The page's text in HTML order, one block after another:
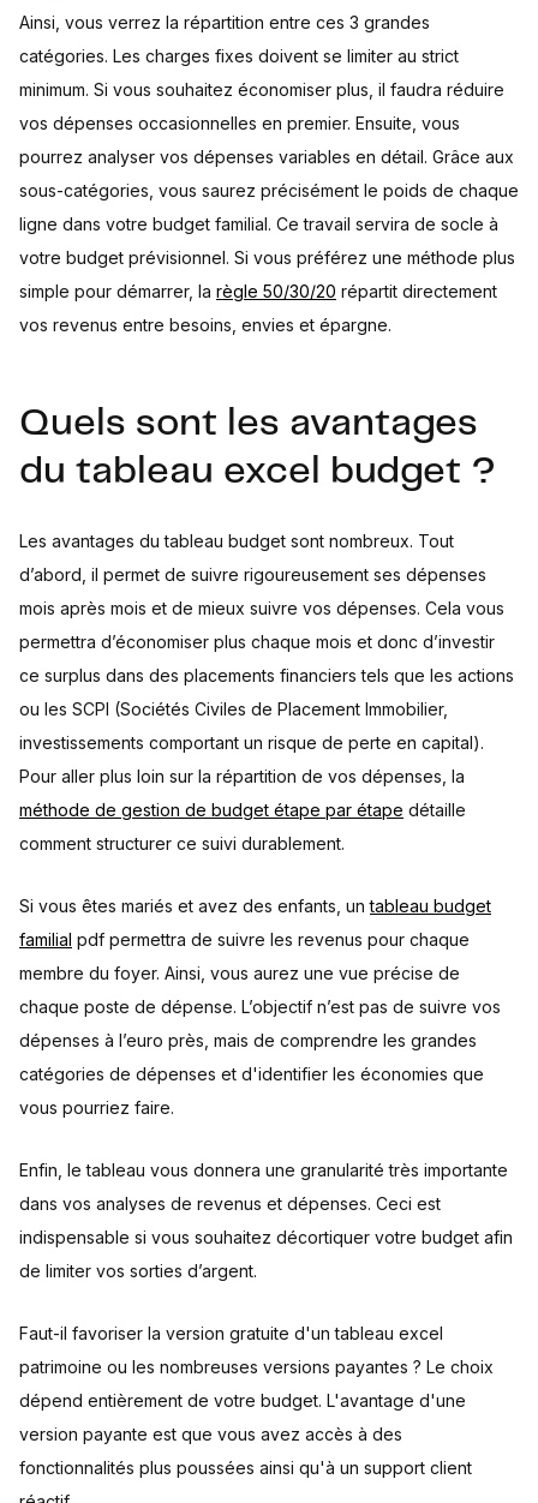
Ainsi, vous verrez la répartition entre ces 3 grandes
catégories. Les charges fixes doivent se limiter au strict
minimum. Si vous souhaitez économiser plus, il faudra réduire
vos dépenses occasionnelles en premier. Ensuite, vous
pourrez analyser vos dépenses variables en détail. Grâce aux
sous-catégories, vous saurez précisément le poids de chaque
ligne dans votre budget familial. Ce travail servira de socle à
votre budget prévisionnel. Si vous préférez une méthode plus
simple pour démarrer, la règle 50/30/20 répartit directement
vos revenus entre besoins, envies et épargne.
Quels sont les avantages
du tableau excel budget ?
Les avantages du tableau budget sont nombreux. Tout
d’abord, il permet de suivre rigoureusement ses dépenses
mois après mois et de mieux suivre vos dépenses. Cela vous
permettra d’économiser plus chaque mois et donc d’investir
ce surplus dans des placements financiers tels que les actions
ou les SCPI (Sociétés Civiles de Placement Immobilier,
investissements comportant un risque de perte en capital).
Pour aller plus loin sur la répartition de vos dépenses, la
méthode de gestion de budget étape par étape détaille
comment structurer ce suivi durablement.
Si vous êtes mariés et avez des enfants, untableau budget
familial pdf permettra de suivre les revenus pour chaque
membre du foyer. Ainsi, vous aurez une vue précise de
chaque poste de dépense. L’objectif n’est pas de suivre vos
dépenses à l’euro près, mais de comprendre les grandes
catégories de dépenses et d'identifier les économies que
vous pourriez faire.
Enfin, le tableau vous donnera une granularité très importante
dans vos analyses de revenus et dépenses. Ceci est
indispensable si vous souhaitez décortiquer votre budget afin
de limiter vos sorties d’argent.
Faut-il favoriser la version gratuite d'un tableau excel
patrimoine ou les nombreuses versions payantes ? Le choix
dépend entièrement de votre budget. L'avantage d'une
version payante est que vous avez accès à des
fonctionnalités plus poussées ainsi qu'à un support client